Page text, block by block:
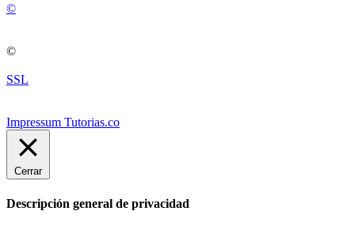
©
©
SSL
Impressum Tutorias.co
Cerrar
Descripción general de privacidad